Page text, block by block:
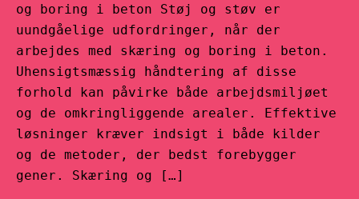
og boring i beton Støj og støv er
uundgåelige udfordringer, når der
arbejdes med skæring og boring i beton.
Uhensigtsmæssig håndtering af disse
forhold kan påvirke både arbejdsmiljøet
og de omkringliggende arealer. Effektive
løsninger kræver indsigt i både kilder
og de metoder, der bedst forebygger
gener. Skæring og […]